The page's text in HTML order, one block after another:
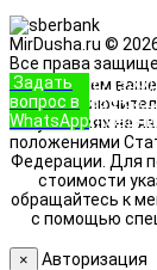
MirDusha.ru ©
Все права
Обращаем ваше
носит
условиях не
положениями
Федерации. Для
стоимости
обращайтесь к
с помощью
Задать
вопрос в
WhatsApp
+7 (933)
888-
×
Авторизация